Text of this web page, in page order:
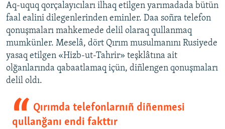
Aq-uquq qorçalayıcıları ilhaq etilgen yarımadada bütün
faal ealini dilegenlerinden eminler. Daa soñra telefon
qonuşmaları mahkemede delil olaraq qullanmaq
mumkünler. Meselâ, dört Qırım musulmanını Rusiyede
yasaq etilgen «Hizb-ut-Tahrir» teşklâtına ait
olğanlarında qabaatlamaq içün, diñlengen qonuşmaları
delil oldı.
Qırımda telefonlarnıñ diñenmesi
qullanğanı endi fakttır